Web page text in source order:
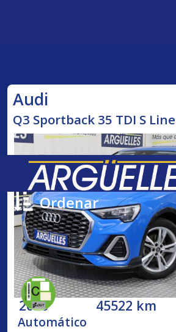
Ordenar
Audi
Q3 Sportback 35 TDI S Line
2020 45522 km
Automático